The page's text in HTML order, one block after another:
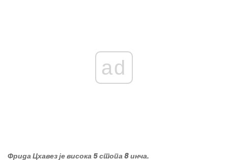
ad
Фрида Цхавез је висока 5 стопа 8 инча.